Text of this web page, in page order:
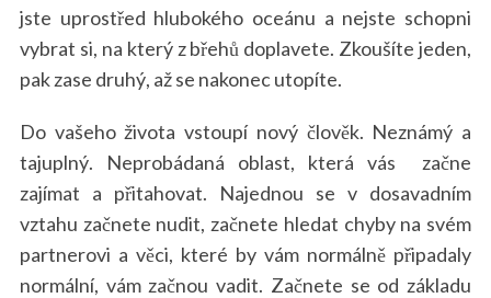
jste uprostřed hlubokého oceánu a nejste schopni
vybrat si, na který z břehů doplavete. Zkoušíte jeden,
pak zase druhý, až se nakonec utopíte.
Do vašeho života vstoupí nový člověk. Neznámý a
tajuplný. Neprobádaná oblast, která vás začne
zajímat a přitahovat. Najednou se v dosavadním
vztahu začnete nudit, začnete hledat chyby na svém
partnerovi a věci, které by vám normálně připadaly
normální, vám začnou vadit. Začnete se od základu